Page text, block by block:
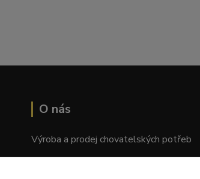
O nás
Výroba a prodej chovatelských potřeb